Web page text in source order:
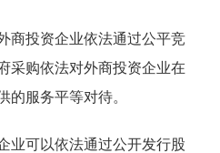
投资企业依法通过公平竞
采购依法对外商投资企业在
的服务平等对待。
可以依法通过公开发行股